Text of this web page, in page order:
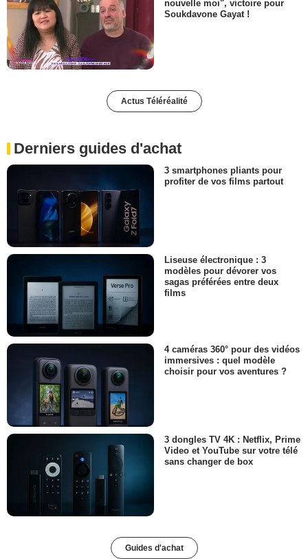
nouvelle moi", victoire pour
Soukdavone Gayat !
Actus Téléréalité
Derniers guides d'achat
3 smartphones pliants pour
profiter de vos films partout
Liseuse électronique : 3
modèles pour dévorer vos
sagas préférées entre deux
films
4 caméras 360° pour des vidéos
immersives : quel modèle
choisir pour vos aventures ?
3 dongles TV 4K : Netflix, Prime
Video et YouTube sur votre télé
sans changer de box
Guides d'achat